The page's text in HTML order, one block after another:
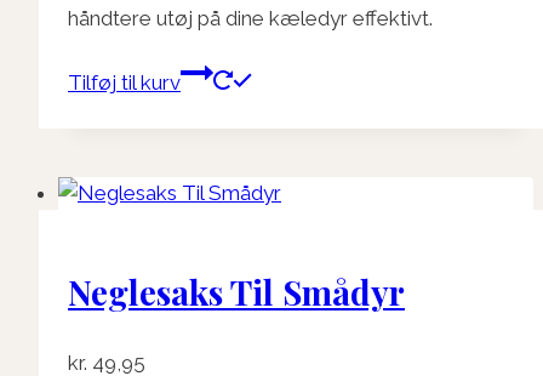
håndtere utøj på dine kæledyr effektivt.
Tilføj til kurv
Neglesaks Til Smådyr
kr. 49,95